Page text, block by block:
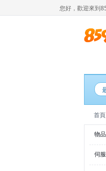
您好，歡迎來到
首頁
物品
伺